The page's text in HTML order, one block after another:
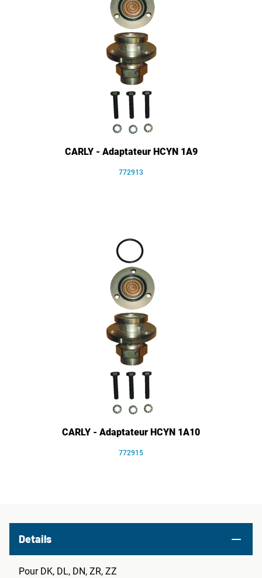
CARLY - Adaptateur HCYN 1A9
772913
CARLY - Adaptateur HCYN 1A10
772915
Details
Pour DK, DL, DN, ZR, ZZ